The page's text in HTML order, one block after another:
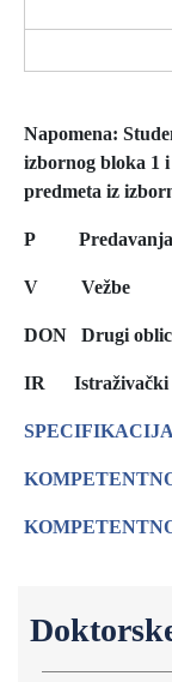
Napomena:
izbornog bloka 1
predmeta iz
P Predavanja
V Vežbe
DON Drugi
IR Istraživački